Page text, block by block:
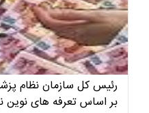
رئیس کل سازمان نظام
بر اساس تعرفه های نوین